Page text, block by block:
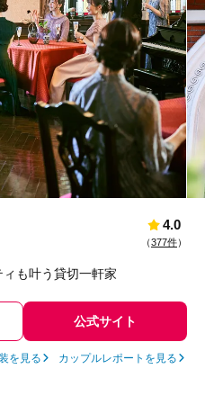
4.0
（377件）
も叶う貸切一軒家
公式サイト
を見る カップルレポートを見る